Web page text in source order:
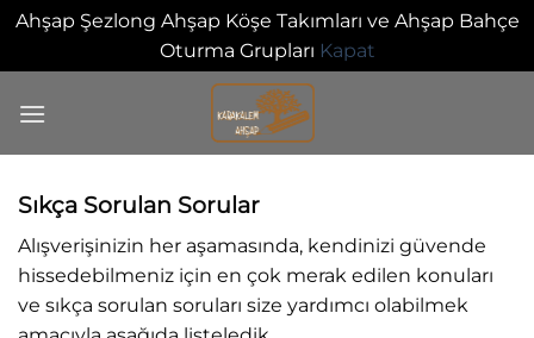
Ahşap Şezlong Ahşap Köşe Takımları ve Ahşap Bahçe
Oturma Grupları Kapat
atla
Sıkça Sorulan Sorular
Alışverişinizin her aşamasında, kendinizi güvende
hissedebilmeniz için en çok merak edilen konuları
ve sıkça sorulan soruları size yardımcı olabilmek